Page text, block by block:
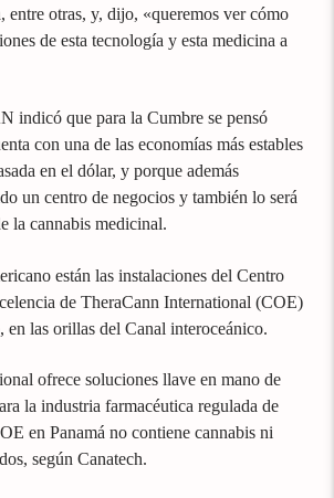
entre otras, y, dijo, «queremos ver cómo
de esta tecnología y esta medicina a
indicó que para la Cumbre se pensó
con una de las economías más estables
en el dólar, y porque además
un centro de negocios y también lo será
la cannabis medicinal.
están las instalaciones del Centro
de TheraCann International (COE)
en las orillas del Canal interoceánico.
ofrece soluciones llave en mano de
la industria farmacéutica regulada de
en Panamá no contiene cannabis ni
según Canatech.